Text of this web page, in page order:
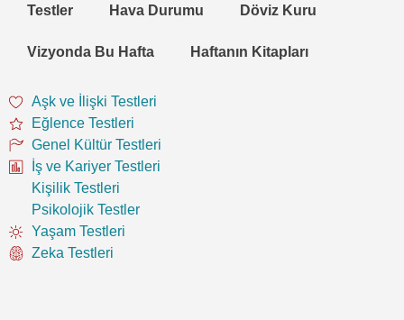
Testler Hava Durumu Döviz Kuru
Vizyonda Bu Hafta Haftanın Kitapları
Aşk ve İlişki Testleri
Eğlence Testleri
Genel Kültür Testleri
İş ve Kariyer Testleri
Kişilik Testleri
Psikolojik Testler
Yaşam Testleri
Zeka Testleri